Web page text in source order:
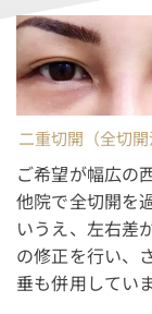
二重切開（全切
ご希望が幅広の
他院で全切開を
いうえ、左右差
の修正を行い、
垂も併用してい